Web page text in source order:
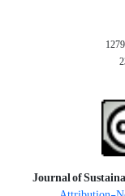
Journal of